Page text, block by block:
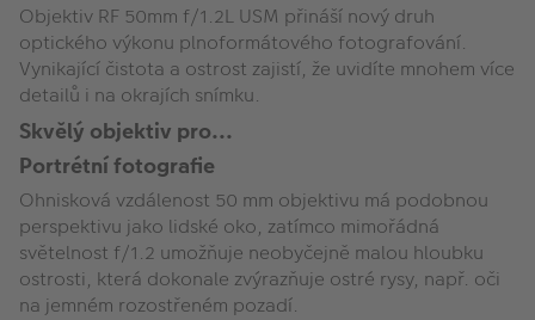
Objektiv RF 50mm f/1.2L USM přináší nový druh
optického výkonu plnoformátového fotografování.
Vynikající čistota a ostrost zajistí, že uvidíte mnohem více
detailů i na okrajích snímku.
Skvělý objektiv pro...
Portrétní fotografie
Ohnisková vzdálenost 50 mm objektivu má podobnou
perspektivu jako lidské oko, zatímco mimořádná
světelnost f/1.2 umožňuje neobyčejně malou hloubku
ostrosti, která dokonale zvýrazňuje ostré rysy, např. oči
na jemném rozostřeném pozadí.